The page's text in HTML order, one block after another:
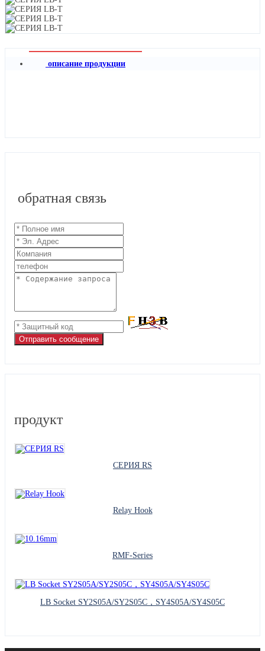
описание продукции
обратная связь
Отправить сообщение
продукт
СЕРИЯ RS
Relay Hook
RMF-Series
LB Socket SY2S05A/SY2S05C，SY4S05A/SY4S05C